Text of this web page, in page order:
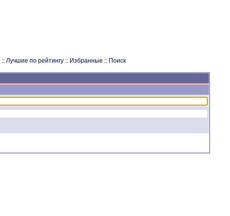
:: Лучшие по рейтингу:: Избранные :: Поиск